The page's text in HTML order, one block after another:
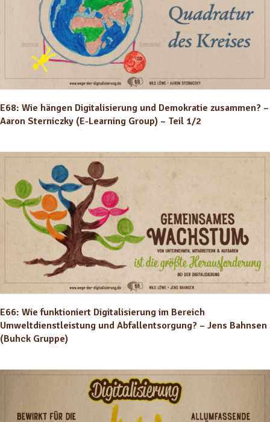
E68: Wie hängen Digitalisierung und Demokratie zusammen? –
Aaron Sterniczky (E-Learning Group) – Teil 1/2
E66: Wie funktioniert Digitalisierung im Bereich
Umweltdienstleistung und Abfallentsorgung? – Jens Bahnsen
(Buhck Gruppe)